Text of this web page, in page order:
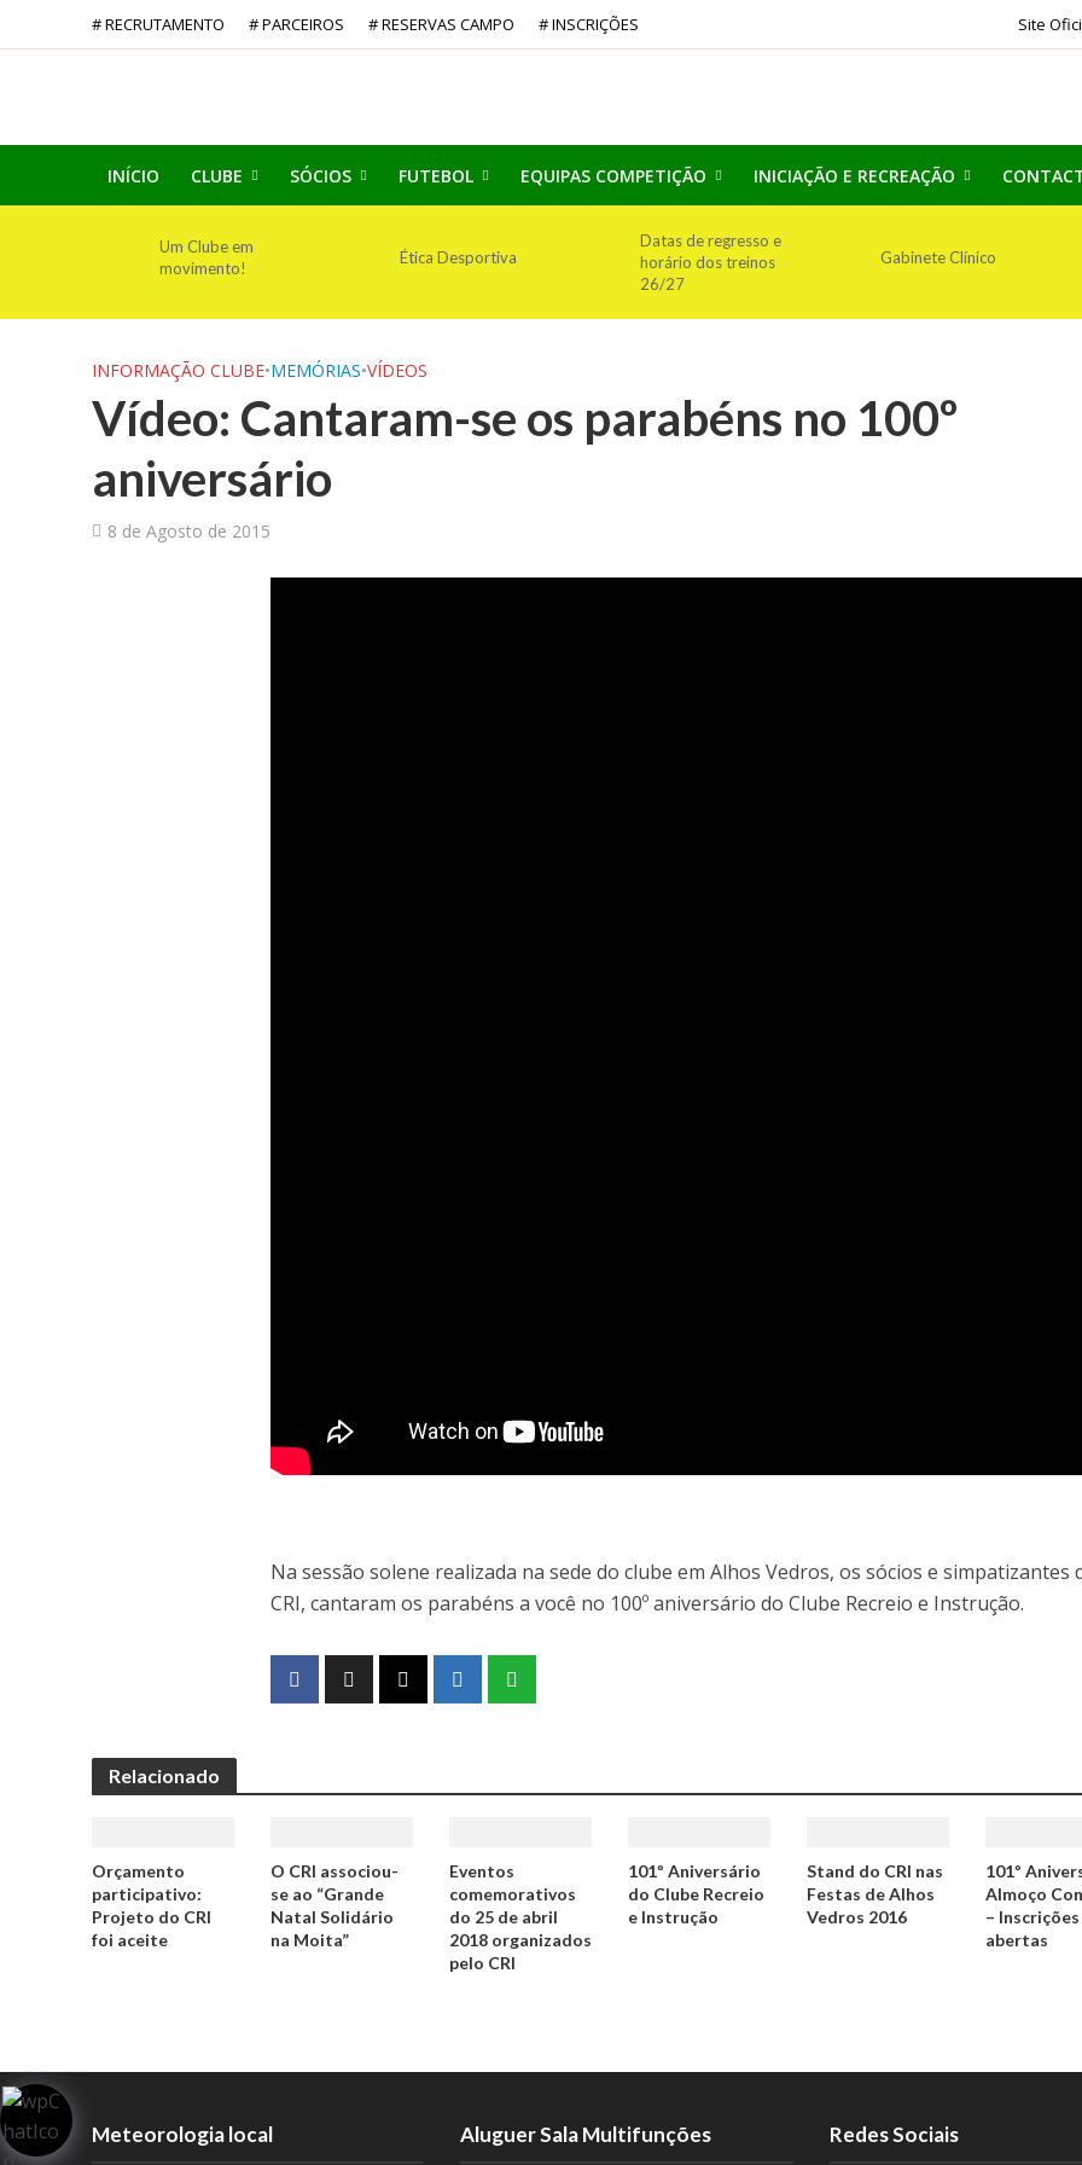
# RECRUTAMENTO # PARCEIROS # RESERVAS CAMPO # INSCRIÇÕES Site
INÍCIO CLUBE SÓCIOS FUTEBOL EQUIPAS COMPETIÇÃO INICIAÇÃO E RECREAÇÃO
Um Clube em
movimento!
Ética Desportiva
Datas de regresso e
horário dos treinos
26/27
Gabinete Clínico
INFORMAÇÃO CLUBE•MEMÓRIAS•VÍDEOS
Vídeo: Cantaram-se os parabéns no 100º
aniversário
8 de Agosto de 2015
Na sessão solene realizada na sede do clube em Alhos Vedros, os sócios e simpatizantes
CRI, cantaram os parabéns a você no 100º aniversário do Clube Recreio e Instrução.
Relacionado
Orçamento
participativo:
Projeto do CRI
foi aceite
O CRI associou-
se ao “Grande
Natal Solidário
na Moita”
Eventos
comemorativos
do 25 de abril
2018 organizados
pelo CRI
101º Aniversário
do Clube Recreio
e Instrução
Stand do CRI nas
Festas de Alhos
Vedros 2016
101º
Almoço
– Inscrições
abertas
Meteorologia local Aluguer Sala Multifunções Redes Sociais